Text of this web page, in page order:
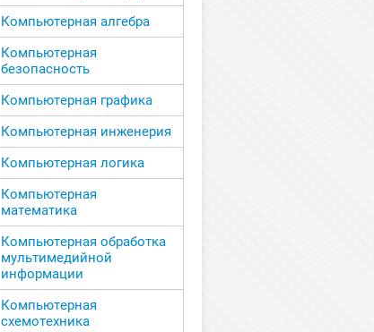
Компьютерная алгебра
Компьютерная
безопасность
Компьютерная графика
Компьютерная инженерия
Компьютерная логика
Компьютерная
математика
Компьютерная обработка
мультимедийной
информации
Компьютерная
схемотехника